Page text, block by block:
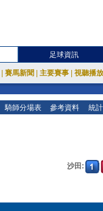
足球資訊
賽馬新聞 主要賽事 視聽播
騎師分場表 參考資料 統
沙田: